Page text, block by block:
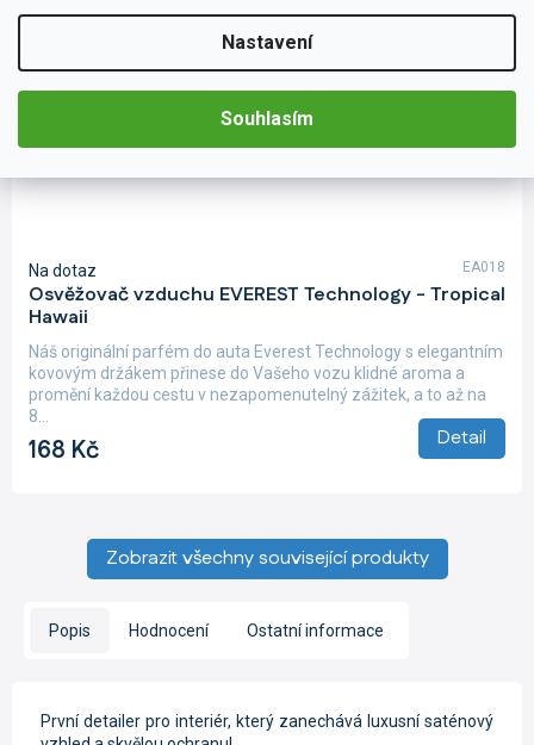
Nastavení
Souhlasím
Osvěžovač vzduchu EVEREST Technology - Tropical
Hawaii
Na dotaz
168 Kč Detail
Náš originální parfém do auta Everest Technology s elegantním
kovovým držákem přinese do Vašeho vozu klidné aroma a
promění každou cestu v nezapomenutelný zážitek, a to až na
8...
EA018
Zobrazit všechny související produkty
Popis Hodnocení Ostatní informace
První detailer pro interiér, který zanechává luxusní saténový